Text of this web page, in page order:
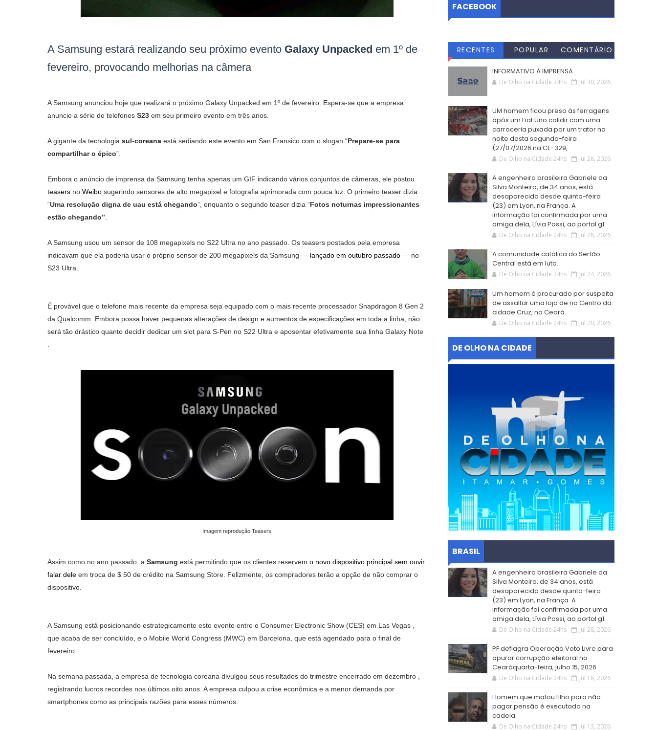
A Samsung estará realizando seu próximo evento Galaxy Unpacked em 1º de
fevereiro, provocando melhorias na câmera
A Samsung anunciou hoje que realizará o próximo Galaxy Unpacked em 1º de fevereiro. Espera-se que a empresa
anuncie a série de telefones S23 em seu primeiro evento em três anos.
A gigante da tecnologia sul-coreana está sediando este evento em San Fransico com o slogan “Prepare-se para
compartilhar o épico”.
Embora o anúncio de imprensa da Samsung tenha apenas um GIF indicando vários conjuntos de câmeras, ele postou
teasers no Weibo sugerindo sensores de alto megapixel e fotografia aprimorada com pouca luz. O primeiro teaser dizia
“Uma resolução digna de uau está chegando”, enquanto o segundo teaser dizia “Fotos noturnas impressionantes
estão chegando”
A Samsung usou um sensor de 108 megapixels no S22 Ultra no ano passado. Os teasers postados pela empresa
indicavam que ela poderia usar o próprio sensor de 200 megapixels da Samsung — lançado em outubro passado — no
S23 Ultra.
É provável que o telefone mais recente da empresa seja equipado com o mais recente processador Snapdragon 8 Gen 2
da Qualcomm. Embora possa haver pequenas alterações de design e aumentos de especificações em toda a linha, não
será tão drástico quanto decidir dedicar um slot para S-Pen no S22 Ultra e aposentar efetivamente sua linha Galaxy Note
Imagem reprodução Teasers
Assim como no ano passado, a Samsung está permitindo que os clientes reservem o novo dispositivo principal sem ouvir
falar dele em troca de $ 50 de crédito na Samsung Store. Felizmente, os compradores terão a opção de não comprar o
dispositivo.
A Samsung está posicionando estrategicamente este evento entre o Consumer Electronic Show (CES) em Las Vegas ,
que acaba de ser concluído, e o Mobile World Congress (MWC) em Barcelona, ​​que está agendado para o final de
fevereiro.
Na semana passada, a empresa de tecnologia coreana divulgou seus resultados do trimestre encerrado em dezembro ,
registrando lucros recordes nos últimos oito anos. A empresa culpou a crise econômica e a menor demanda por
smartphones como as principais razões para esses números.
FACEBOOK
RECENTES POPULAR
COMENTÁRIO
INFORMATIVO À IMPRENSA
De Olho na Cidade 24hs Jul 30, 2026
UM homem ficou preso às ferragens
após um Fiat Uno colidir com uma
carroceria puxada por um trator na
noite desta segunda-feira
(27/07/2026 na CE-329,
De Olho na Cidade 24hs Jul 28, 2026
A engenheira brasileira Gabriele da
Silva Monteiro, de 34 anos, está
desaparecida desde quinta-feira
(23) em Lyon, na França. A
informação foi confirmada por uma
amiga dela, Lívia Possi, ao portal g1.
De Olho na Cidade 24hs Jul 28, 2026
A comunidade católica do Sertão
Central está em luto.
De Olho na Cidade 24hs Jul 24, 2026
Um homem é procurado por suspeita
de assaltar uma loja de no Centro da
cidade Cruz, no Ceará.
De Olho na Cidade 24hs Jul 20, 2026
DE OLHO NA CIDADE
BRASIL
A engenheira brasileira Gabriele da
Silva Monteiro, de 34 anos, está
desaparecida desde quinta-feira
(23) em Lyon, na França. A
informação foi confirmada por uma
amiga dela, Lívia Possi, ao portal g1.
De Olho na Cidade 24hs Jul 28, 2026
PF deflagra Operação Voto Livre para
apurar corrupção eleitoral no
Cearáquarta-feira, julho 15, 2026
De Olho na Cidade 24hs Jul 16, 2026
Homem que matou filho para não
pagar pensão é executado na
cadeia
De Olho na Cidade 24hs Jul 13, 2026